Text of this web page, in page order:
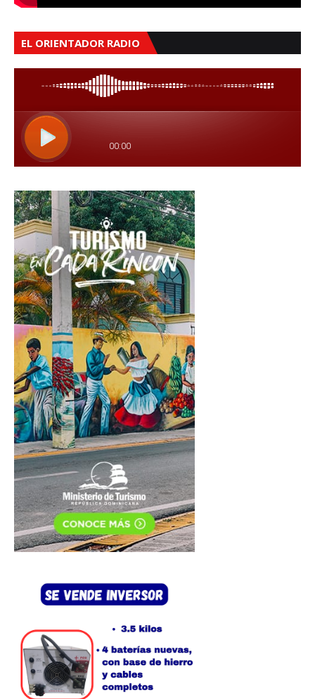
EL ORIENTADOR RADIO